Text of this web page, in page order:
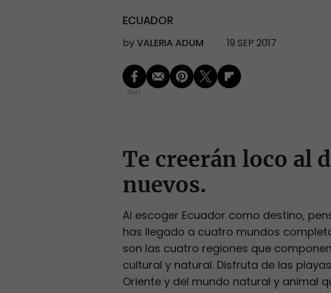
ECUADOR
byVALERIA ADUM 19 SEP 2017
2647
Te creerán loco al
nuevos.
Al escoger Ecuador como destino,
has llegado a cuatro mundos
son las cuatro regiones que
cultural y natural. Disfruta de las
Oriente y del mundo natural y animal